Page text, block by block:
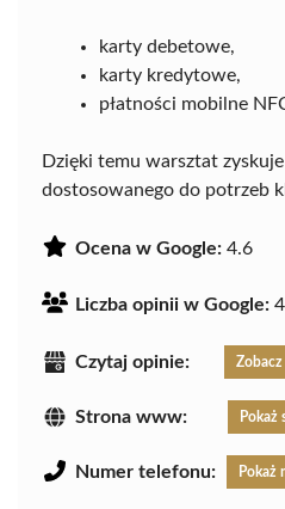
karty debetowe,
karty kredytowe,
płatności mobilne
Dzięki temu warsztat
dostosowanego do potrzeb
Ocena w Google: 4.6
Liczba opinii w Google:
Czytaj opinie: Zobacz
Strona www: Pokaż
Numer telefonu: Pokaż